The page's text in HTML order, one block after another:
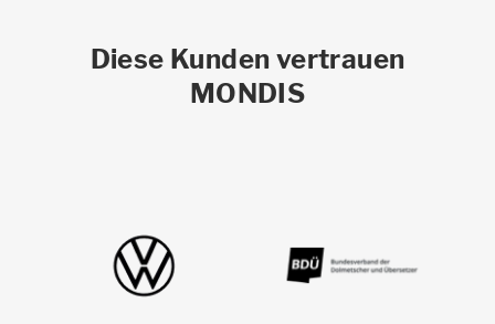
Diese Kunden vertrauen
MONDIS